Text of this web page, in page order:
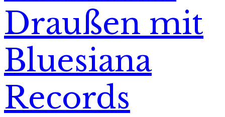
Draußen mit
Bluesiana
Records